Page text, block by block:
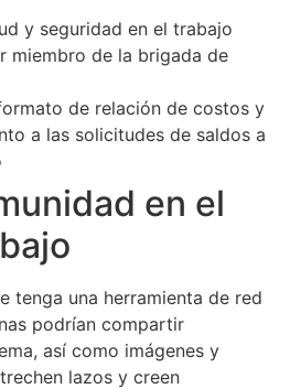
y seguridad en el trabajo
miembro de la brigada de
de relación de costos y
a las solicitudes de saldos a
en el
tenga una herramienta de red
podrían compartir
así como imágenes y
lazos y creen